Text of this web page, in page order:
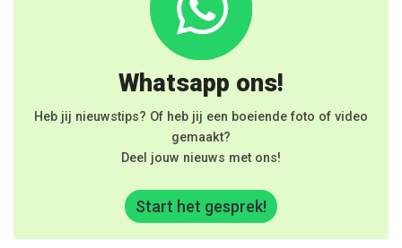
Whatsapp ons!
Heb jij nieuwstips? Of heb jij een boeiende foto of video
gemaakt?
Deel jouw nieuws met ons!
Start het gesprek!